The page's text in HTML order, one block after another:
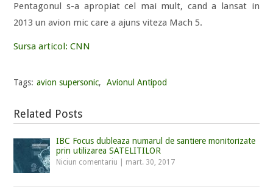
Pentagonul s-a apropiat cel mai mult, cand a lansat in
2013 un avion mic care a ajuns viteza Mach 5.
Sursa articol: CNN
Tags: avion supersonic, Avionul Antipod
Related Posts
IBC Focus dubleaza numarul de santiere monitorizate
prin utilizarea SATELITILOR
Niciun comentariu mart. 30, 2017